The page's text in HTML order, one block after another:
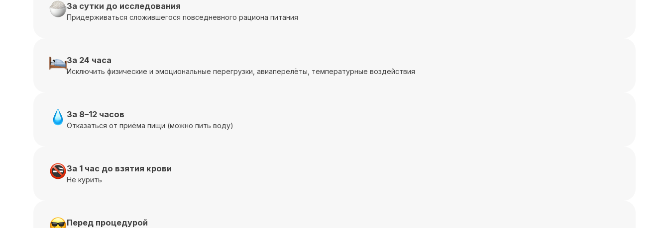
За сутки до исследования
Придерживаться сложившегося повседневного рациона питания
За 24 часа
Исключить физические и эмоциональные перегрузки, авиаперелёты, температурные воздействия
За 8–12 часов
Отказаться от приёма пищи (можно пить воду)
За 1 час до взятия крови
Не курить
Перед процедурой